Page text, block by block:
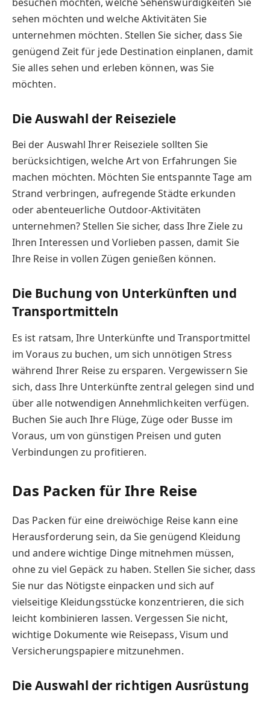
sehen möchten und welche Aktivitäten Sie
unternehmen möchten. Stellen Sie sicher, dass Sie
genügend Zeit für jede Destination einplanen, damit
Sie alles sehen und erleben können, was Sie
möchten.
Die Auswahl der Reiseziele
Bei der Auswahl Ihrer Reiseziele sollten Sie
berücksichtigen, welche Art von Erfahrungen Sie
machen möchten. Möchten Sie entspannte Tage am
Strand verbringen, aufregende Städte erkunden
oder abenteuerliche Outdoor-Aktivitäten
unternehmen? Stellen Sie sicher, dass Ihre Ziele zu
Ihren Interessen und Vorlieben passen, damit Sie
Ihre Reise in vollen Zügen genießen können.
Die Buchung von Unterkünften und
Transportmitteln
Es ist ratsam, Ihre Unterkünfte und Transportmittel
im Voraus zu buchen, um sich unnötigen Stress
während Ihrer Reise zu ersparen. Vergewissern Sie
sich, dass Ihre Unterkünfte zentral gelegen sind und
über alle notwendigen Annehmlichkeiten verfügen.
Buchen Sie auch Ihre Flüge, Züge oder Busse im
Voraus, um von günstigen Preisen und guten
Verbindungen zu profitieren.
Das Packen für Ihre Reise
Das Packen für eine dreiwöchige Reise kann eine
Herausforderung sein, da Sie genügend Kleidung
und andere wichtige Dinge mitnehmen müssen,
ohne zu viel Gepäck zu haben. Stellen Sie sicher, dass
Sie nur das Nötigste einpacken und sich auf
vielseitige Kleidungsstücke konzentrieren, die sich
leicht kombinieren lassen. Vergessen Sie nicht,
wichtige Dokumente wie Reisepass, Visum und
Versicherungspapiere mitzunehmen.
Die Auswahl der richtigen Ausrüstung